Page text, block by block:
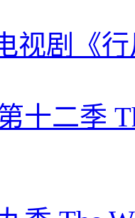
视剧《
十二季